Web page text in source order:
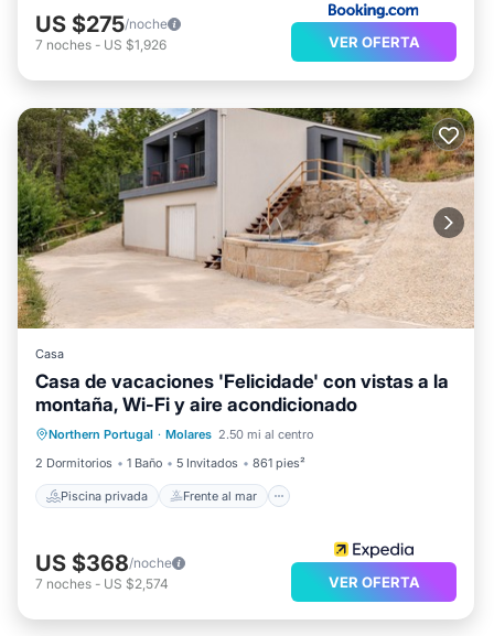
US $275/noche
7 noches - US $1,926 VER OFERTA
Casa
Casa de vacaciones 'Felicidade' con vistas a la
montaña, Wi-Fi y aire acondicionado
Northern Portugal · Molares 2.50 mi al centro
2 Dormitorios
1 Baño 5 Invitados 861 pies²
Piscina privada Frente al mar
Piscina privada
Frente al mar
Aparcamiento
Piscina
US $368/noche
7 noches - US $2,574 VER OFERTA